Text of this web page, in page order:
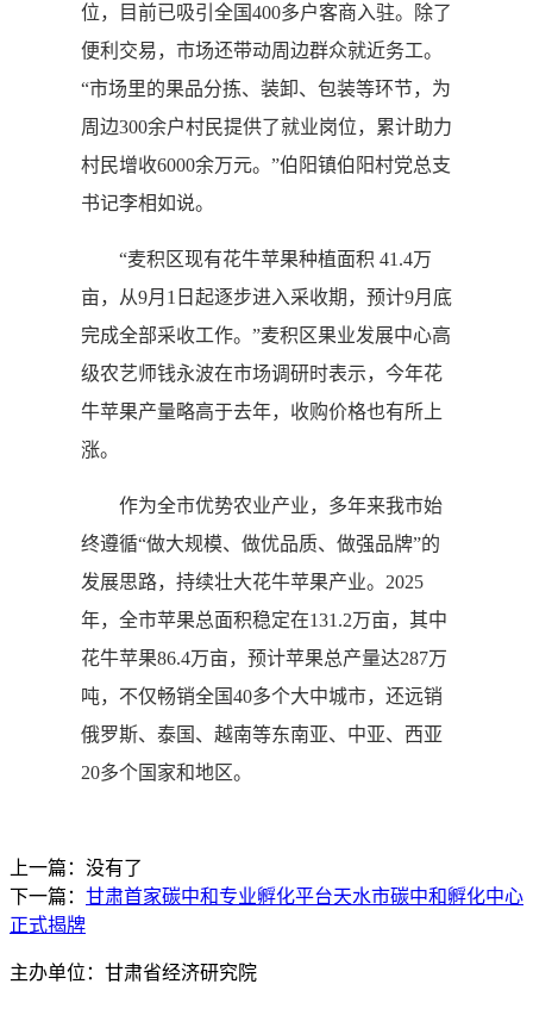
位，目前已吸引全国400多户客商入驻。除了
便利交易，市场还带动周边群众就近务工。
“市场里的果品分拣、装卸、包装等环节，为
周边300余户村民提供了就业岗位，累计助力
村民增收6000余万元。”伯阳镇伯阳村党总支
书记李相如说。
“麦积区现有花牛苹果种植面积 41.4万
亩，从9月1日起逐步进入采收期，预计9月底
完成全部采收工作。”麦积区果业发展中心高
级农艺师钱永波在市场调研时表示，今年花
牛苹果产量略高于去年，收购价格也有所上
涨。
作为全市优势农业产业，多年来我市始
终遵循“做大规模、做优品质、做强品牌”的
发展思路，持续壮大花牛苹果产业。2025
年，全市苹果总面积稳定在131.2万亩，其中
花牛苹果86.4万亩，预计苹果总产量达287万
吨，不仅畅销全国40多个大中城市，还远销
俄罗斯、泰国、越南等东南亚、中亚、西亚
20多个国家和地区。
上一篇：没有了
下一篇： 甘肃首家碳中和专业孵化平台天水市碳中和孵化中心
正式揭牌
主办单位：甘肃省经济研究院